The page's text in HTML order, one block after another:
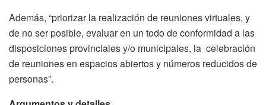
Además, “priorizar la realización de reuniones virtuales, y
de no ser posible, evaluar en un todo de conformidad a las
disposiciones provinciales y/o municipales, la celebración
de reuniones en espacios abiertos y números reducidos de
personas”.